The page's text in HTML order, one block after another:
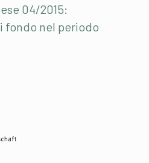
04/2015:
fondo nel periodo